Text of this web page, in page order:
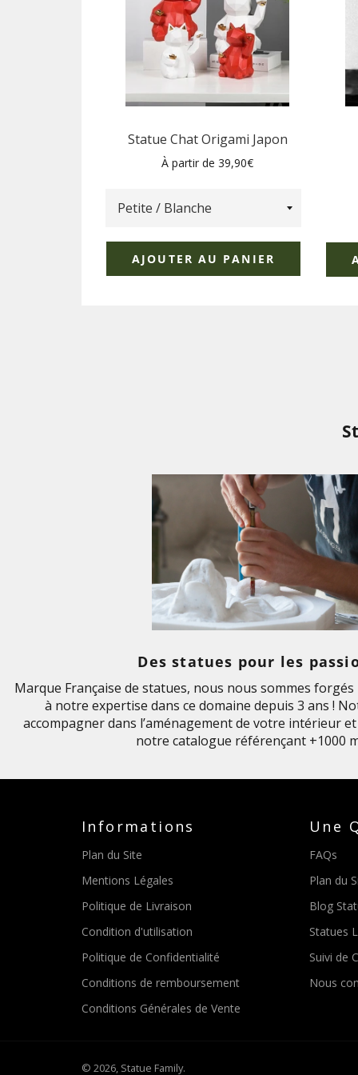
Statue Chat Origami Japon
À partir de 39,90€
AJOUTER AU PANIER
Des statues pour les
Marque Française de statues, nous nous sommes
à notre expertise dans ce domaine depuis 3 ans !
accompagner dans l’aménagement de votre intérieur
notre catalogue référençant +1000
Informations
Plan du Site
Mentions Légales
Politique de Livraison
Condition d'utilisation
Politique de Confidentialité
Conditions de remboursement
Conditions Générales de Vente
Une
FAQs
Plan du
Blog
Statues
Suivi de
Nous
© 2026, Statue Family.